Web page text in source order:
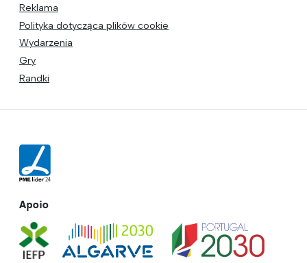
Reklama
Polityka dotycząca plików cookie
Wydarzenia
Gry
Randki
Apoio